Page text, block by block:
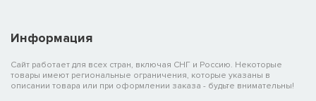
Информация
Сайт работает для всех стран, включая СНГ и Россию. Некоторые
товары имеют региональные ограничения, которые указаны в
описании товара или при оформлении заказа - будьте внимательны!